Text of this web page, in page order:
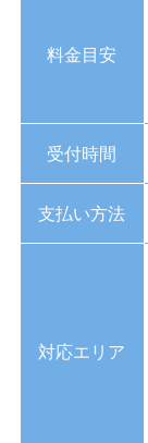
料金目安
受付時間
支払い方法
対応エリア